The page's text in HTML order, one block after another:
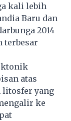
kali lebih
Baru dan
2014
terbesar
atas
litosfer yang
ke